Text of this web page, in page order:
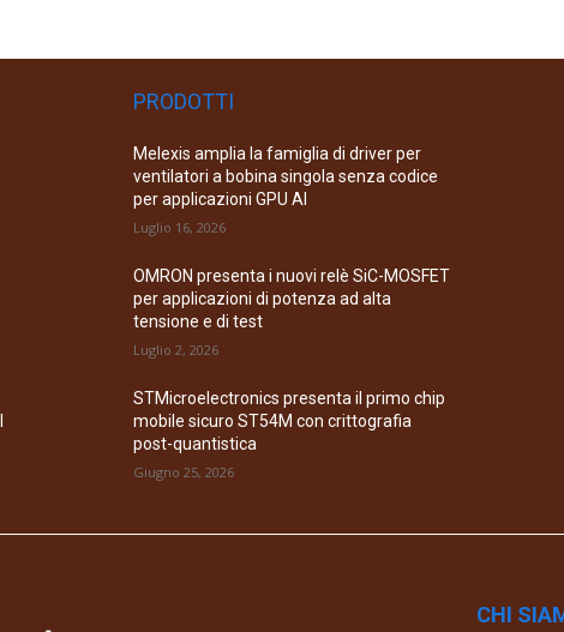
PRODOTTI
Melexis amplia la famiglia di driver per
ventilatori a bobina singola senza codice
per applicazioni GPU AI
Luglio 16, 2026
OMRON presenta i nuovi relè SiC-MOSFET
per applicazioni di potenza ad alta
tensione e di test
Luglio 2, 2026
STMicroelectronics presenta il primo chip
mobile sicuro ST54M con crittografia
post-quantistica
Giugno 25, 2026
CHI